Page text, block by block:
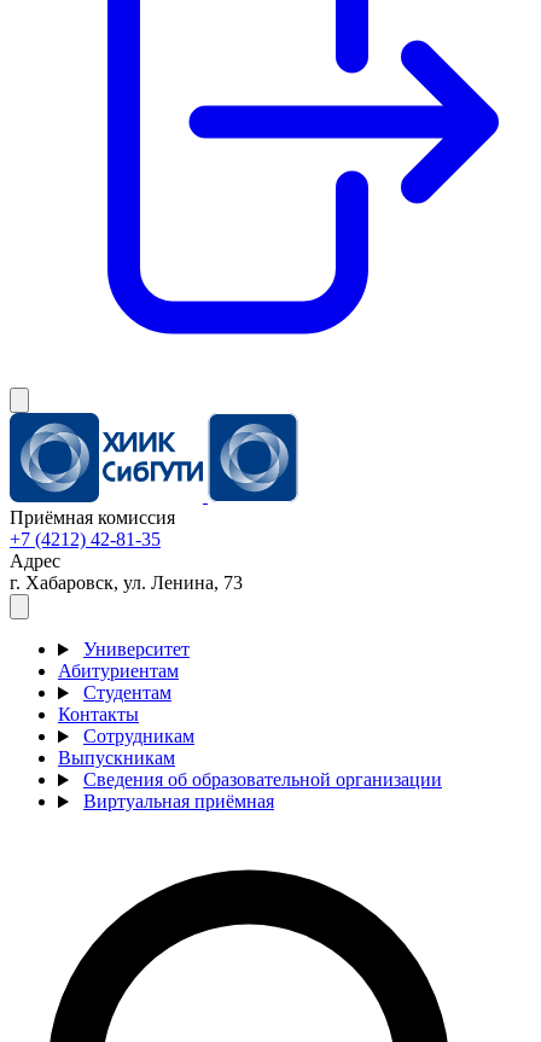
Приёмная комиссия
+7 (4212) 42-81-35
Адрес
г. Хабаровск, ул. Ленина, 73
Университет
Абитуриентам
Студентам
Контакты
Сотрудникам
Выпускникам
Сведения об образовательной организации
Виртуальная приёмная